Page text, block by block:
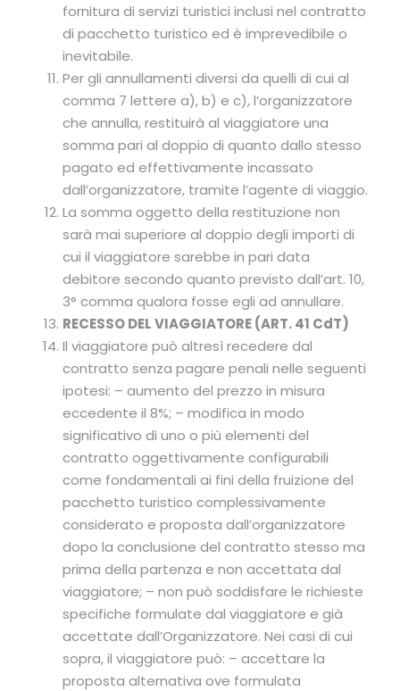
fornitura di servizi turistici inclusi nel contratto
di pacchetto turistico ed è imprevedibile o
inevitabile.
Per gli annullamenti diversi da quelli di cui al
comma 7 lettere a), b) e c), l’organizzatore
che annulla, restituirà al viaggiatore una
somma pari al doppio di quanto dallo stesso
pagato ed effettivamente incassato
dall’organizzatore, tramite l’agente di viaggio.
La somma oggetto della restituzione non
sarà mai superiore al doppio degli importi di
cui il viaggiatore sarebbe in pari data
debitore secondo quanto previsto dall’art. 10,
3° comma qualora fosse egli ad annullare.
RECESSO DEL VIAGGIATORE (ART. 41 CdT)
Il viaggiatore può altresì recedere dal
contratto senza pagare penali nelle seguenti
ipotesi: – aumento del prezzo in misura
eccedente il 8%; – modifica in modo
significativo di uno o più elementi del
contratto oggettivamente configurabili
come fondamentali ai fini della fruizione del
pacchetto turistico complessivamente
considerato e proposta dall’organizzatore
dopo la conclusione del contratto stesso ma
prima della partenza e non accettata dal
viaggiatore; – non può soddisfare le richieste
specifiche formulate dal viaggiatore e già
accettate dall’Organizzatore. Nei casi di cui
sopra, il viaggiatore può: – accettare la
proposta alternativa ove formulata